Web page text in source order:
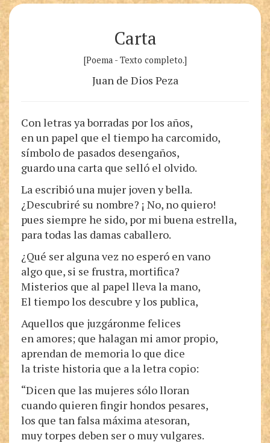
Carta
[Poema - Texto completo.]
Juan de Dios Peza
Con letras ya borradas por los años,
en un papel que el tiempo ha carcomido,
símbolo de pasados desengaños,
guardo una carta que selló el olvido.
La escribió una mujer joven y bella.
¿Descubriré su nombre? ¡ No, no quiero!
pues siempre he sido, por mi buena estrella,
para todas las damas caballero.
¿Qué ser alguna vez no esperó en vano
algo que, si se frustra, mortifica?
Misterios que al papel lleva la mano,
El tiempo los descubre y los publica,
Aquellos que juzgáronme felices
en amores; que halagan mi amor propio,
aprendan de memoria lo que dice
la triste historia que a la letra copio:
“Dicen que las mujeres sólo lloran
cuando quieren fingir hondos pesares,
los que tan falsa máxima atesoran,
muy torpes deben ser o muy vulgares.